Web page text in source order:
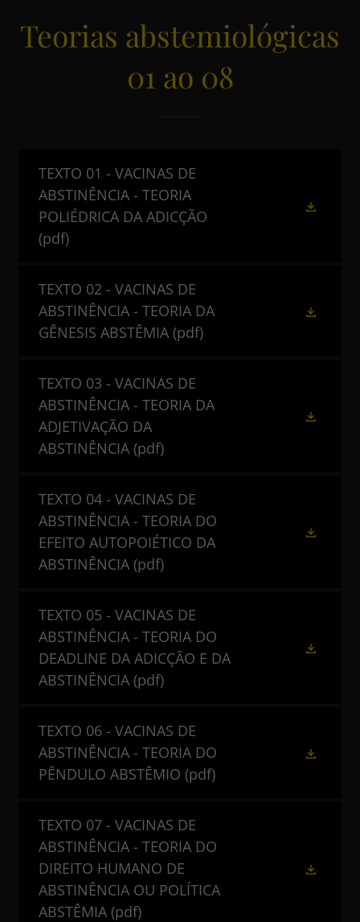
Teorias abstemiológicas
01 ao 08
TEXTO 01 - VACINAS DE
ABSTINÊNCIA - TEORIA
POLIÉDRICA DA ADICÇÃO
(pdf)
TEXTO 02 - VACINAS DE
ABSTINÊNCIA - TEORIA DA
GÊNESIS ABSTÊMIA (pdf)
TEXTO 03 - VACINAS DE
ABSTINÊNCIA - TEORIA DA
ADJETIVAÇÃO DA
ABSTINÊNCIA (pdf)
TEXTO 04 - VACINAS DE
ABSTINÊNCIA - TEORIA DO
EFEITO AUTOPOIÉTICO DA
ABSTINÊNCIA (pdf)
TEXTO 05 - VACINAS DE
ABSTINÊNCIA - TEORIA DO
DEADLINE DA ADICÇÃO E DA
ABSTINÊNCIA (pdf)
TEXTO 06 - VACINAS DE
ABSTINÊNCIA - TEORIA DO
PÊNDULO ABSTÊMIO (pdf)
TEXTO 07 - VACINAS DE
ABSTINÊNCIA - TEORIA DO
DIREITO HUMANO DE
ABSTINÊNCIA OU POLÍTICA
ABSTÊMIA (pdf)